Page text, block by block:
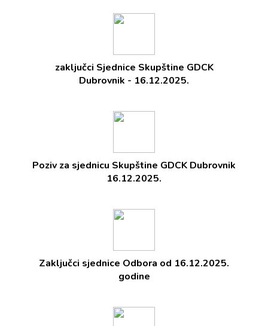
zaključci Sjednice Skupštine GDCK
Dubrovnik - 16.12.2025.
Poziv za sjednicu Skupštine GDCK Dubrovnik
16.12.2025.
Zaključci sjednice Odbora od 16.12.2025.
godine